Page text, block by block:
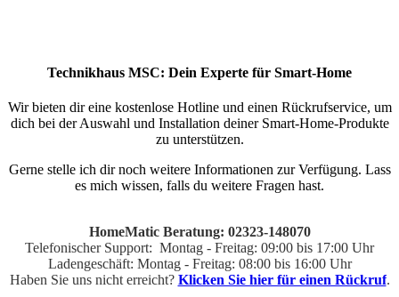
Technikhaus MSC: Dein Experte für Smart-Home
Wir bieten dir eine kostenlose Hotline und einen Rückrufservice, um
dich bei der Auswahl und Installation deiner Smart-Home-Produkte
zu unterstützen.
Gerne stelle ich dir noch weitere Informationen zur Verfügung. Lass
es mich wissen, falls du weitere Fragen hast.
HomeMatic Beratung: 02323-148070
Telefonischer Support: Montag - Freitag: 09:00 bis 17:00 Uhr
Ladengeschäft: Montag - Freitag: 08:00 bis 16:00 Uhr
Haben Sie uns nicht erreicht? Klicken Sie hier für einen Rückruf.